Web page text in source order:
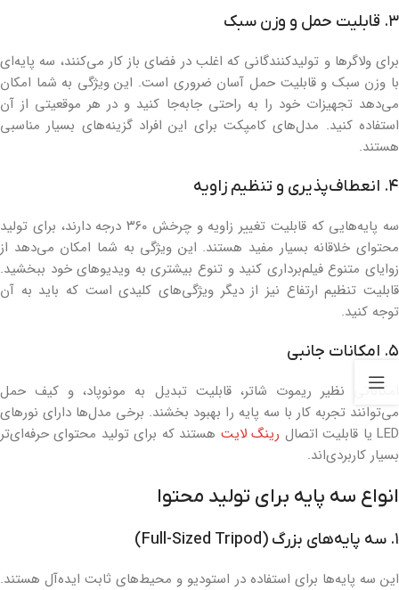
۳. قابلیت حمل و وزن سبک
برای ولاگرها و تولیدکنندگانی که اغلب در فضای باز کار می‌کنند، سه پایه‌ای
با وزن سبک و قابلیت حمل آسان ضروری است. این ویژگی به شما امکان
می‌دهد تجهیزات خود را به راحتی جابه‌جا کنید و در هر موقعیتی از آن
استفاده کنید. مدل‌های کامپکت برای این افراد گزینه‌های بسیار مناسبی
هستند.
۴. انعطاف‌پذیری و تنظیم زاویه
سه پایه‌هایی که قابلیت تغییر زاویه و چرخش ۳۶۰ درجه دارند، برای تولید
محتوای خلاقانه بسیار مفید هستند. این ویژگی به شما امکان می‌دهد از
زوایای متنوع فیلم‌برداری کنید و تنوع بیشتری به ویدیوهای خود ببخشید.
قابلیت تنظیم ارتفاع نیز از دیگر ویژگی‌های کلیدی است که باید به آن
توجه کنید.
۵. امکانات جانبی
امکاناتی نظیر ریموت شاتر، قابلیت تبدیل به مونوپاد، و کیف حمل
می‌توانند تجربه کار با سه پایه را بهبود بخشند. برخی مدل‌ها دارای نورهای
LED یا قابلیت اتصال
رینگ لایت هستند که برای تولید محتوای حرفه‌ای‌تر
بسیار کاربردی‌اند.
انواع سه پایه برای تولید محتوا
۱. سه پایه‌های بزرگ (Full-Sized Tripod)
این سه پایه‌ها برای استفاده در استودیو و محیط‌های ثابت ایده‌آل هستند.